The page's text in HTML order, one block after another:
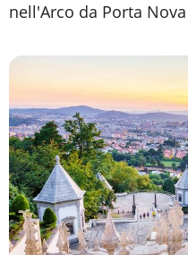
nell'Arco da Porta